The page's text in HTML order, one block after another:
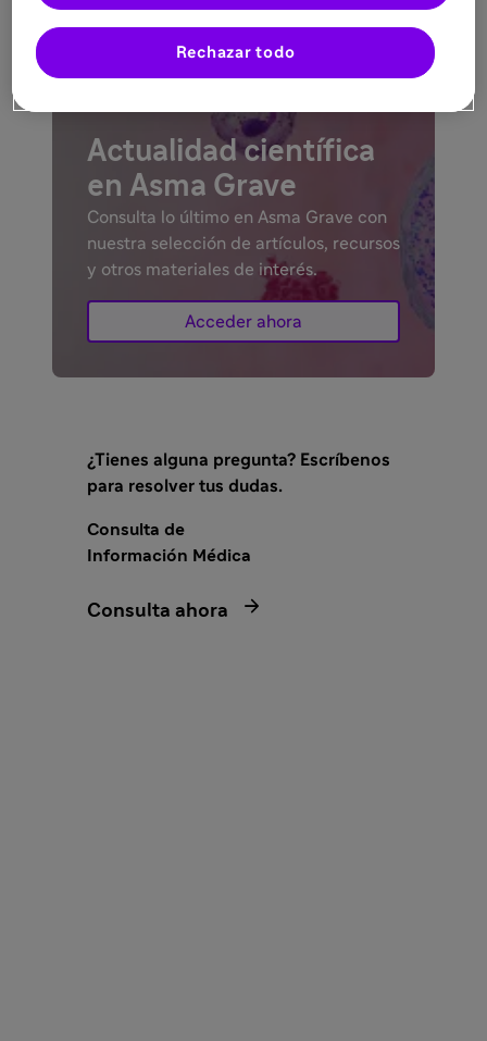
Actualidad científica
en Asma Grave
Consulta lo último en Asma Grave con
nuestra selección de artículos, recursos
y otros materiales de interés.
Acceder ahora
¿Tienes alguna pregunta? Escríbenos
para resolver tus dudas.
Consulta de
Información Médica
Consulta ahora 
Rechazar todo